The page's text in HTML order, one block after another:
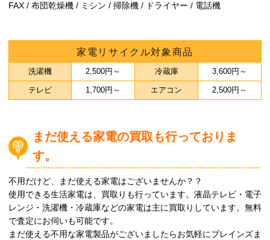
FAX / 布団乾燥機 / ミシン / 掃除機 / ドライヤー / 電話機
家電リサイクル対象商品
洗濯機 2,500円～ 冷蔵庫 3,600円～
テレビ 1,700円～ エアコン 2,500円～
まだ使える家電の買取も行っておりま
す。
不用だけど、まだ使える家電はございませんか？？
使用できる生活家電は、買取りも行っています。液晶テレビ・電子
レンジ・洗濯機・冷蔵庫などの家電は主に買取りしています。無料
で査定にお伺いも可能です。
まだ使える不用な家電製品がございましたらお気軽にブレインズま